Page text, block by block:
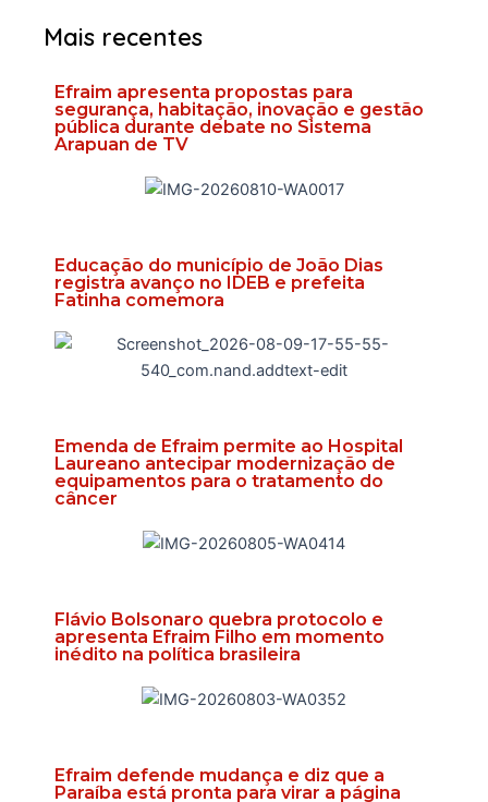
Mais recentes
Efraim apresenta propostas para
segurança, habitação, inovação e gestão
pública durante debate no Sistema
Arapuan de TV
Educação do município de João Dias
registra avanço no IDEB e prefeita
Fatinha comemora
Emenda de Efraim permite ao Hospital
Laureano antecipar modernização de
equipamentos para o tratamento do
câncer
Flávio Bolsonaro quebra protocolo e
apresenta Efraim Filho em momento
inédito na política brasileira
Efraim defende mudança e diz que a
Paraíba está pronta para virar a página